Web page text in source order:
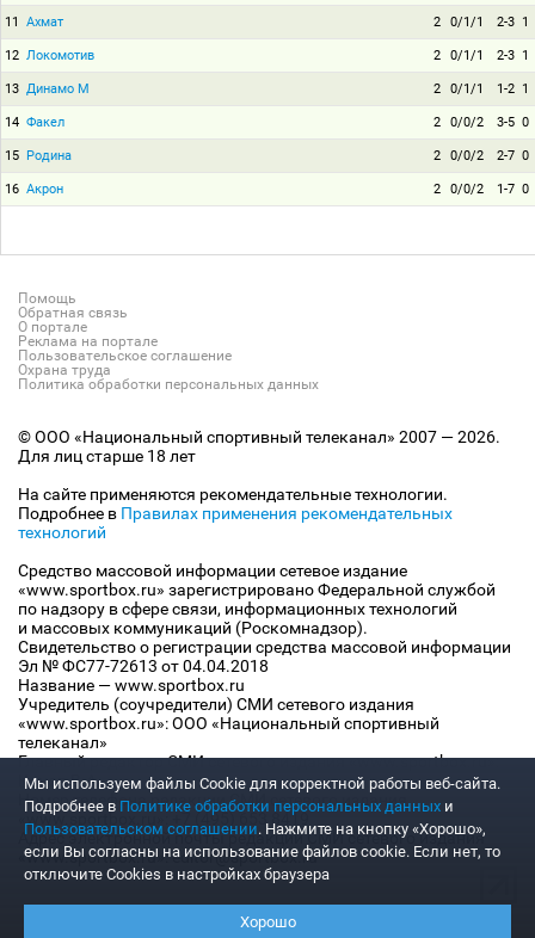
11 Ахмат 2 0/1/1 2-3 1
12 Локомотив 2 0/1/1 2-3 1
13 Динамо М 2 0/1/1 1-2 1
14 Факел 2 0/0/2 3-5 0
15 Родина 2 0/0/2 2-7 0
16 Акрон 2 0/0/2 1-7 0
Помощь
Обратная связь
О портале
Реклама на портале
Пользовательское соглашение
Охрана труда
Политика обработки персональных данных
© ООО «Национальный спортивный телеканал» 2007 — 2026.
Для лиц старше 18 лет
На сайте применяются рекомендательные технологии.
Подробнее в Правилах применения рекомендательных
технологий
Средство массовой информации сетевое издание
«www.sportbox.ru» зарегистрировано Федеральной службой
по надзору в сфере связи, информационных технологий
и массовых коммуникаций (Роскомнадзор).
Свидетельство о регистрации средства массовой информации
Эл № ФС77-72613 от 04.04.2018
Название — www.sportbox.ru
Учредитель (соучредители) СМИ сетевого издания
«www.sportbox.ru»: ООО «Национальный спортивный
телеканал»
Главный редактор СМИ сетевого издания «www.sportbox.ru»:
Конов В.А.
Номер телефона редакции СМИ сетевого издания
«www.sportbox.ru»: +7 (495) 653 8419
Адрес электронной почты редакции СМИ сетевого издания
«www.sportbox.ru»: editor@sportbox.ru
Мы используем файлы Сookie для корректной работы веб-сайта.
Подробнее в Политике обработки персональных данных и
Пользовательском соглашении. Нажмите на кнопку «Хорошо»,
если Вы согласны на использование файлов cookie. Если нет, то
отключите Cookies в настройках браузера
Хорошо